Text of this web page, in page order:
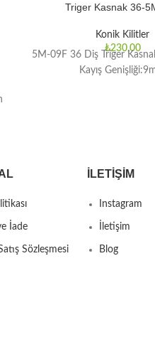
Triger Kasnak 36-
Konik Kilitler
₺230,00
5M-09F 36 Diş Triger
Kayış
İade
Sözleşmesi
İLETIŞIM
Instagram
İletişim
Blog